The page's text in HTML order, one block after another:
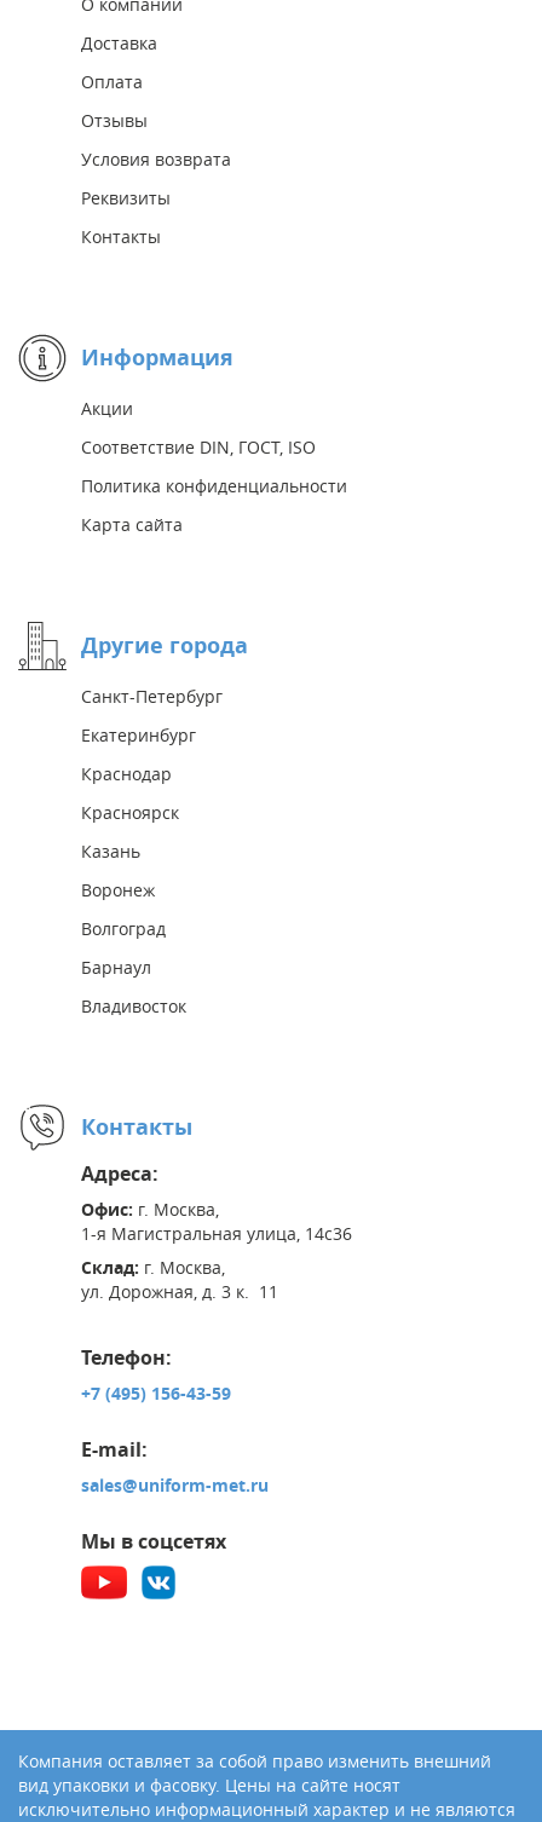
Доставка
Оплата
Отзывы
Условия возврата
Реквизиты
Контакты
Информация
Акции
Соответствие DIN, ГОСТ, ISO
Политика конфиденциальности
Карта сайта
Другие города
Санкт-Петербург
Екатеринбург
Краснодар
Красноярск
Казань
Воронеж
Волгоград
Барнаул
Владивосток
Контакты
Адреса:
Офис: г. Москва,
1-я Магистральная улица, 14с36
Склад: г. Москва,
ул. Дорожная, д. 3 к. 11
Телефон:
+7 (495) 156-43-59
E-mail:
sales@uniform-met.ru
Мы в соцсетях
Компания оставляет за собой право изменить внешний
вид упаковки и фасовку. Цены на сайте носят
исключительно информационный характер и не являются